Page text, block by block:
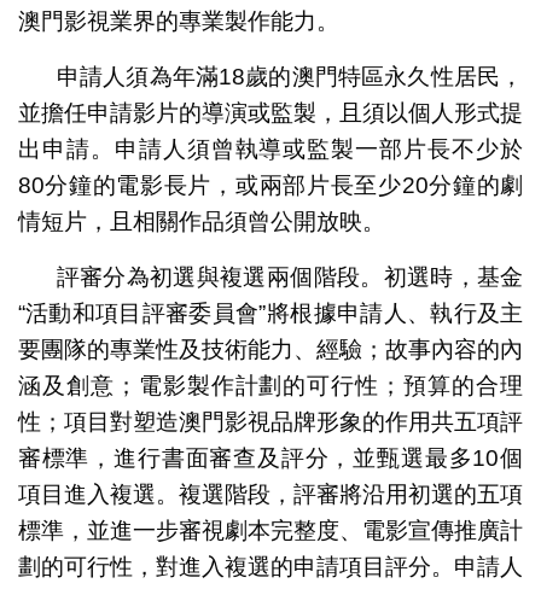
澳門影視業界的專業製作能力。
申請人須為年滿18歲的澳門特區永久性居民，
並擔任申請影片的導演或監製，且須以個人形式提
出申請。申請人須曾執導或監製一部片長不少於
80分鐘的電影長片，或兩部片長至少20分鐘的劇
情短片，且相關作品須曾公開放映。
評審分為初選與複選兩個階段。初選時，基金
“活動和項目評審委員會”將根據申請人、執行及主
要團隊的專業性及技術能力、經驗；故事內容的內
涵及創意；電影製作計劃的可行性；預算的合理
性；項目對塑造澳門影視品牌形象的作用共五項評
審標準，進行書面審查及評分，並甄選最多10個
項目進入複選。複選階段，評審將沿用初選的五項
標準，並進一步審視劇本完整度、電影宣傳推廣計
劃的可行性，對進入複選的申請項目評分。申請人